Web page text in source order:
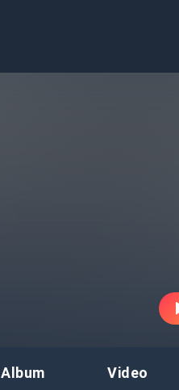
Album Video